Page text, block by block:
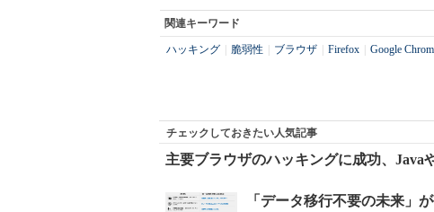
関連キーワード
ハッキング 脆弱性 ブラウザ Firefox Google
チェックしておきたい人気記事
主要ブラウザのハッキングに成功、